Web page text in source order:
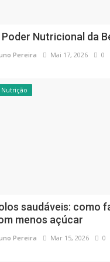
Poder Nutricional da
Pereira Mai 17, 2026 0
Nutrição
saudáveis: como
menos açúcar
Pereira Mar 15, 2026 0